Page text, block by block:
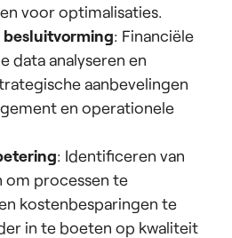
voor optimalisaties.
besluitvorming: Financiële
data analyseren en
aanbevelingen
en operationele
: Identificeren van
om processen te
kostenbesparingen te
in te boeten op kwaliteit